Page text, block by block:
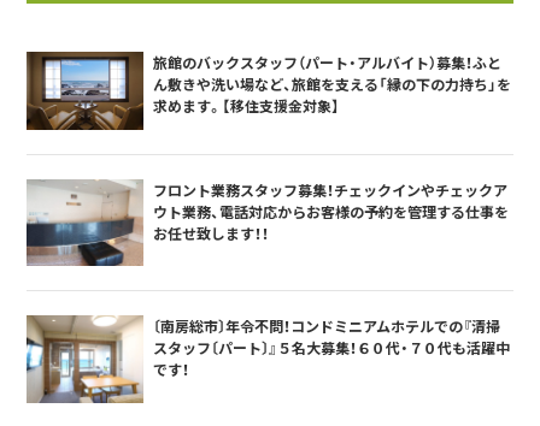
旅館のバックスタッフ（パート・アルバイト）募集！ふと
ん敷きや洗い場など、旅館を支える「縁の下の力持ち」を
求めます。【移住支援金対象】
フロント業務スタッフ募集！チェックインやチェックア
ウト業務、電話対応からお客様の予約を管理する仕事を
お任せ致します！！
〔南房総市〕年令不問！コンドミニアムホテルでの『清掃
スタッフ〔パート〕』５名大募集！６０代・７０代も活躍中
です！